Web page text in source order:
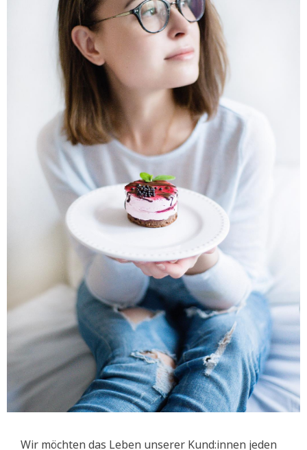
Wir möchten das Leben unserer Kund:innen jeden